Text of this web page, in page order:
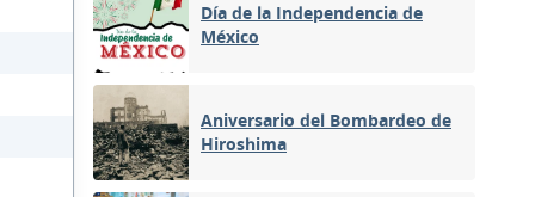
Día de la Independencia de
México
Aniversario del Bombardeo de
Hiroshima